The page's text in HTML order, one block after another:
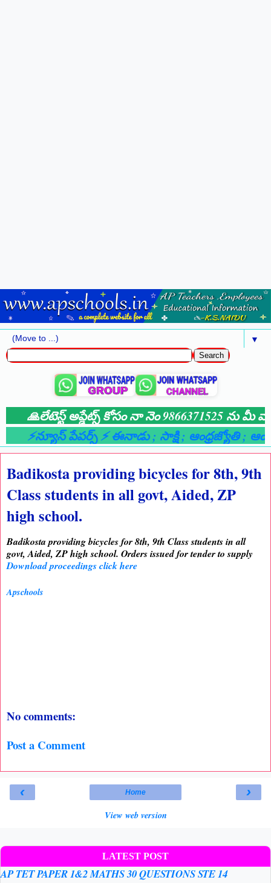
▼
🙏లేటెస్ట్ అప్డేట్స్ కోసం నా నెం 9866371525 ను మీ
⚡న్యూస్ పేపర్స్ ⚡ ఈనాడు; సాక్షి; ఆంధ్రజ్యోతి;
Badikosta providing bicycles for 8th, 9th
Class students in all govt, Aided, ZP
high school.
Badikosta providing bicycles for 8th, 9th Class students in all
govt, Aided, ZP high school. Orders issued for tender to supply
Download proceedings click here
Apschools
No comments:
Post a Comment
‹ ›
Home
View web version
LATEST POST
AP TET PAPER 1&2 MATHS 30 QUESTIONS STE 14